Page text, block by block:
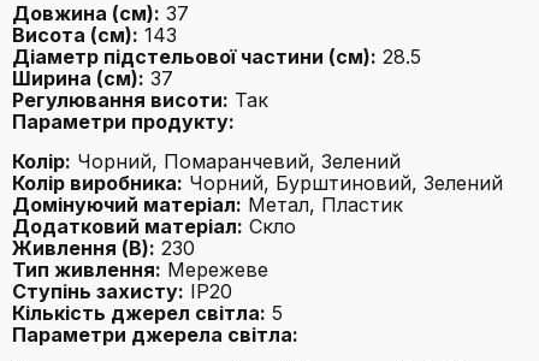
Довжина (см): 37
Висота (см): 143
Діаметр підстельової частини (см): 28.5
Ширина (см): 37
Регулювання висоти: Так
Параметри продукту:
Колір: Чорний, Помаранчевий, Зелений
Колір виробника: Чорний, Бурштиновий, Зелений
Домінуючий матеріал: Метал, Пластик
Додатковий матеріал: Скло
Живлення (В): 230
Тип живлення: Мережеве
Ступінь захисту: IP20
Кількість джерел світла: 5
Параметри джерела світла: